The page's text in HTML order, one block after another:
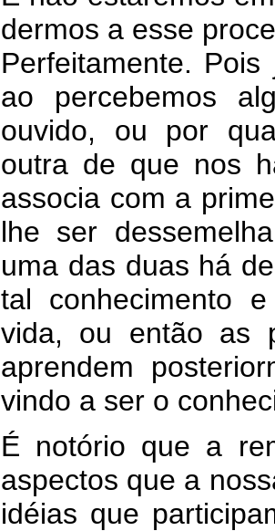
dermos a esse
Perfeitamente.
ao percebemos
ouvido, ou por
outra de que nos
associa com a
lhe ser
uma das duas há
tal conhecimento
vida, ou então as
aprendem
vindo a ser o
É notório que a
aspectos que a
idéias que